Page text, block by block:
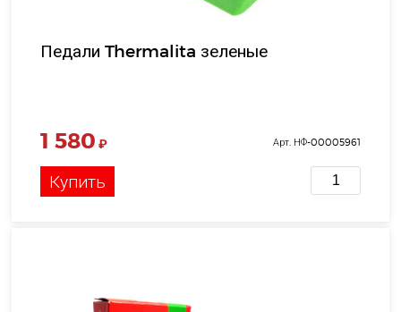
Педали Thermalita зеленые
1 580 ₽ Арт. НФ-00005961
Купить